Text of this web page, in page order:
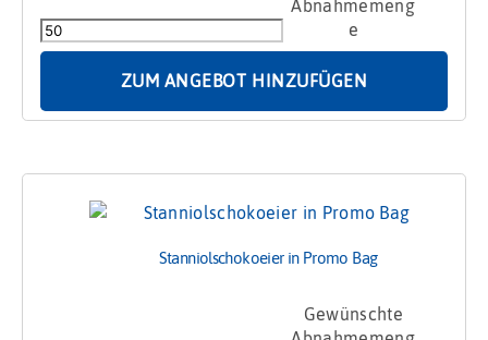
Menge
ZUM ANGEBOT HINZUFÜGEN
Stanniolschokoeier in Promo Bag